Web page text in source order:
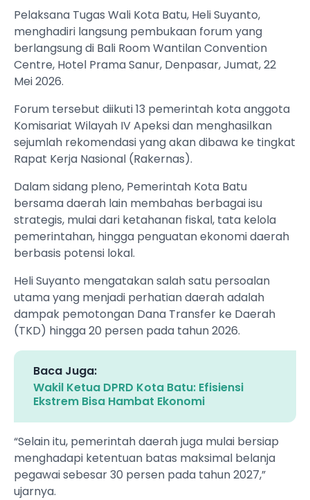
Pelaksana Tugas Wali Kota Batu, Heli Suyanto,
menghadiri langsung pembukaan forum yang
berlangsung di Bali Room Wantilan Convention
Centre, Hotel Prama Sanur, Denpasar, Jumat, 22
Mei 2026.
Forum tersebut diikuti 13 pemerintah kota anggota
Komisariat Wilayah IV Apeksi dan menghasilkan
sejumlah rekomendasi yang akan dibawa ke tingkat
Rapat Kerja Nasional (Rakernas).
Dalam sidang pleno, Pemerintah Kota Batu
bersama daerah lain membahas berbagai isu
strategis, mulai dari ketahanan fiskal, tata kelola
pemerintahan, hingga penguatan ekonomi daerah
berbasis potensi lokal.
Heli Suyanto mengatakan salah satu persoalan
utama yang menjadi perhatian daerah adalah
dampak pemotongan Dana Transfer ke Daerah
(TKD) hingga 20 persen pada tahun 2026.
Baca Juga:
Wakil Ketua DPRD Kota Batu: Efisiensi
Ekstrem Bisa Hambat Ekonomi
“Selain itu, pemerintah daerah juga mulai bersiap
menghadapi ketentuan batas maksimal belanja
pegawai sebesar 30 persen pada tahun 2027,”
ujarnya.